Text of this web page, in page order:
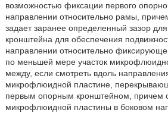
возможностью фиксации первого
направлении относительно рамы,
задает заранее определенный зазор
кронштейна для обеспечения
направлении относительно
по меньшей мере участок
между, если смотреть вдоль
микрофлюидной пластине,
первым опорным кронштейном, причем
микрофлюидной пластины в боковом